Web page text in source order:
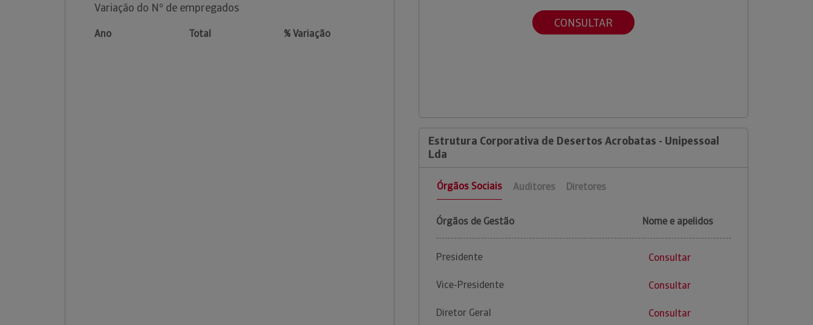
Variação do Nº de empregados
Ano Total % Variação
CONSULTAR
Estrutura Corporativa de Desertos Acrobatas - Unipessoal
Lda
Órgãos Sociais Auditores Diretores
Órgãos de Gestão Nome e apelidos
Presidente Consultar
Vice-Presidente Consultar
Diretor Geral Consultar